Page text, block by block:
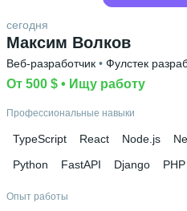
Максим Волков
сегодня
Веб-разработчик • Фулстек
От 500 $ • Ищу работу
Профессиональные навыки
TypeScript React Node.js
Python
FastAPI Django PHP
Опыт работы